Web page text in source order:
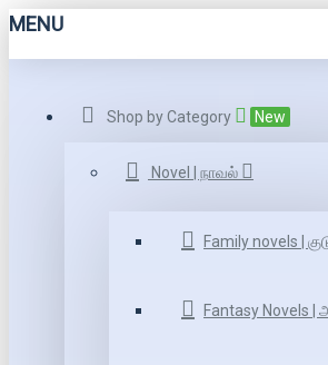
MENU
Shop by Category New
Novel | நாவல்
Family novels |
Fantasy Novels |